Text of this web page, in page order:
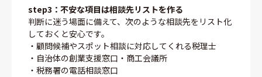
step3：不安な項目は相談先リストを作る
判断に迷う場面に備えて、次のような相談先をリスト化
しておくと安心です。
・顧問候補やスポット相談に対応してくれる税理士
・自治体の創業支援窓口・商工会議所
・税務署の電話相談窓口